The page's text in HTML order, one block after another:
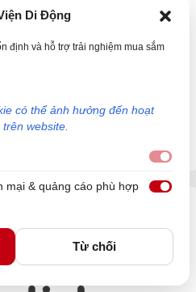
Di Động
định và hỗ trợ trải nghiệm mua sắm
có thể ảnh hưởng đến hoạt
website.
mại & quảng cáo phù hợp
Từ chối
điện thoại iPhone và